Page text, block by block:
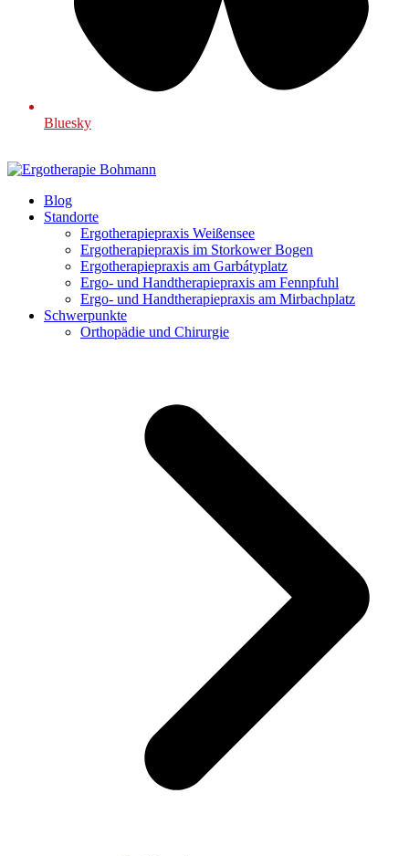
Bluesky
Blog
Standorte
Ergotherapiepraxis Weißensee
Ergotherapiepraxis im Storkower Bogen
Ergotherapiepraxis am Garbátyplatz
Ergo- und Handtherapiepraxis am Fennpfuhl
Ergo- und Handtherapiepraxis am Mirbachplatz
Schwerpunkte
Orthopädie und Chirurgie